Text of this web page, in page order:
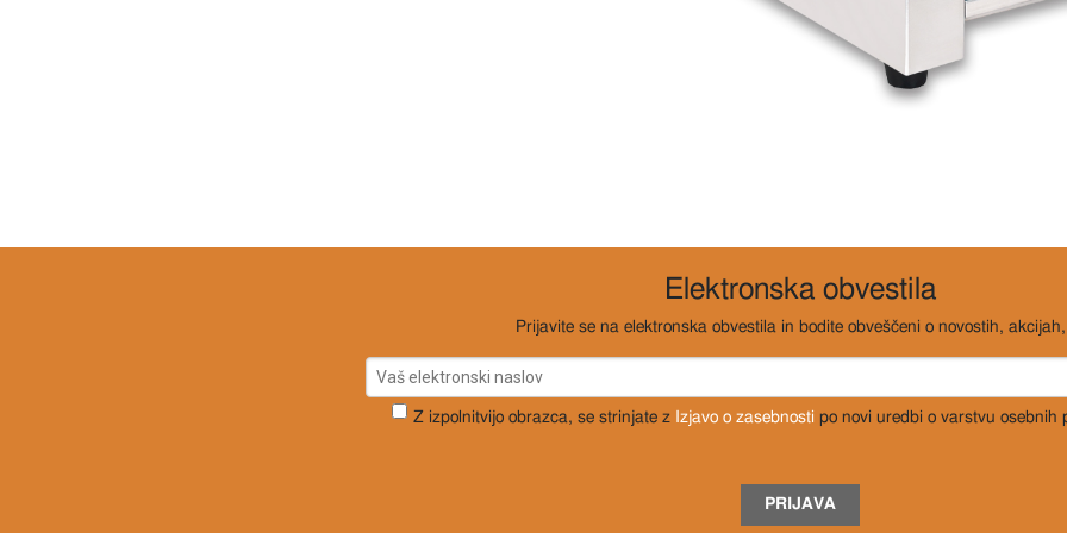
Elektronska obvestila
Prijavite se na elektronska obvestila in bodite obveščeni o novostih,
Z izpolnitvijo obrazca, se strinjate z Izjavo o zasebnosti po novi uredbi o varstvu osebnih
PRIJAVA